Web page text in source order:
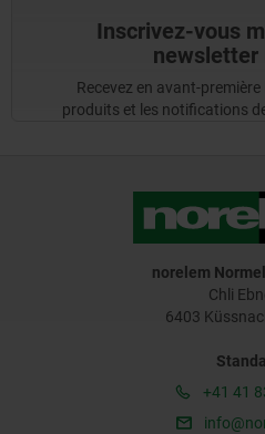
Inscrivez-vous
newsletter
Recevez en avant-
produits et les notifications
norelem
Chli
6403
+41 41